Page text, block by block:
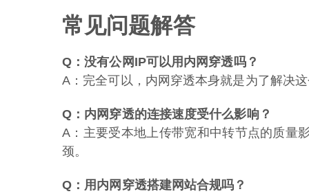
常见问题解答
Q：没有公网IP可以用内网穿透吗？
A：完全可以，内网穿透本身就是为了解决
Q：内网穿透的连接速度受什么影响？
A：主要受本地上传带宽和中转节点的质量
颈。
Q：用内网穿透搭建网站合规吗？